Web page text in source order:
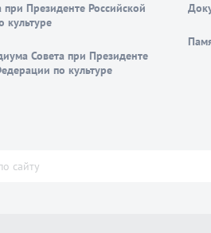
при Президенте Российской
культуре
Совета при Президенте
по культуре